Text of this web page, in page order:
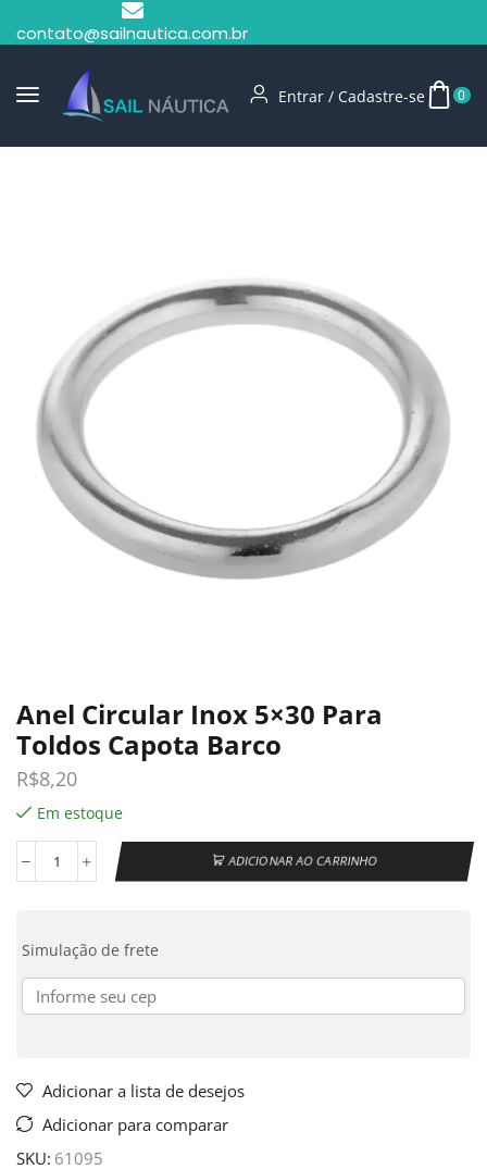
contato@sailnautica.com.br
Entrar / Cadastre-se 0
Anel Circular Inox 5×30 Para
Toldos Capota Barco
R$8,20
Em estoque
ADICIONAR AO CARRINHO
Simulação de frete
Adicionar a lista de desejos
Adicionar para comparar
SKU: 61095